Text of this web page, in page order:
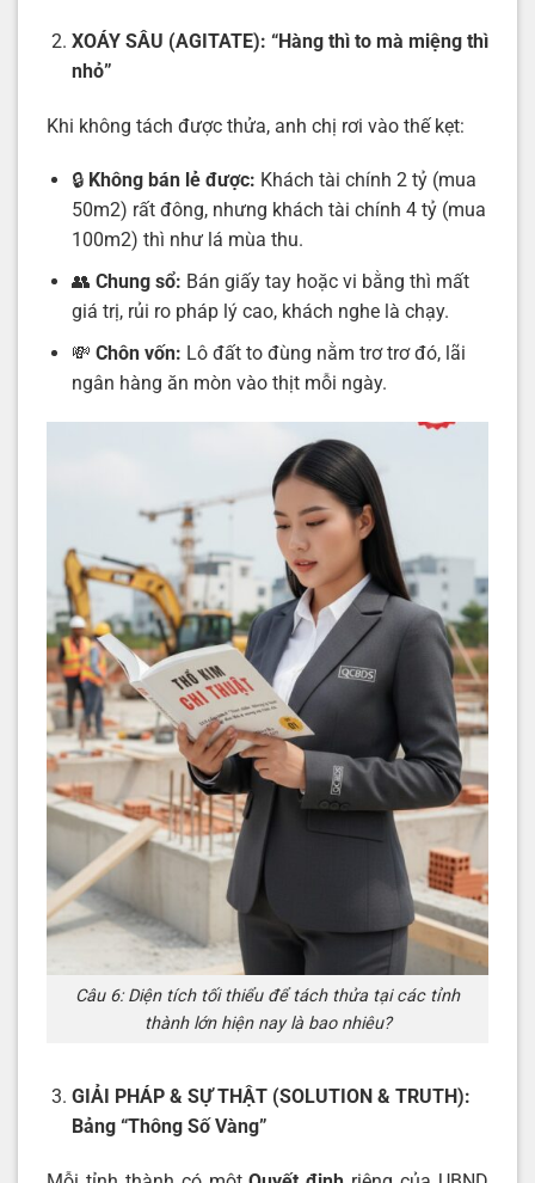
XOÁY SÂU (AGITATE): “Hàng thì to mà miệng thì
nhỏ”
Khi không tách được thửa, anh chị rơi vào thế kẹt:
🔒 Không bán lẻ được: Khách tài chính 2 tỷ (mua
50m2) rất đông, nhưng khách tài chính 4 tỷ (mua
100m2) thì như lá mùa thu.
👥 Chung sổ: Bán giấy tay hoặc vi bằng thì mất
giá trị, rủi ro pháp lý cao, khách nghe là chạy.
💸 Chôn vốn: Lô đất to đùng nằm trơ trơ đó, lãi
ngân hàng ăn mòn vào thịt mỗi ngày.
Câu 6: Diện tích tối thiểu để tách thửa tại các tỉnh
thành lớn hiện nay là bao nhiêu?
GIẢI PHÁP & SỰ THẬT (SOLUTION & TRUTH):
Bảng “Thông Số Vàng”